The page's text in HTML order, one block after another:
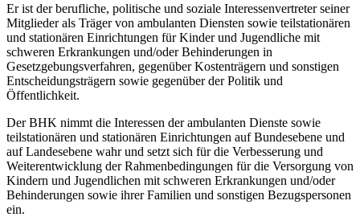
Er ist der berufliche, politische und soziale Interessenvertreter seiner
Mitglieder als Träger von ambulanten Diensten sowie teilstationären
und stationären Einrichtungen für Kinder und Jugendliche mit
schweren Erkrankungen und/oder Behinderungen in
Gesetzgebungsverfahren, gegenüber Kostenträgern und sonstigen
Entscheidungsträgern sowie gegenüber der Politik und
Öffentlichkeit.
Der BHK nimmt die Interessen der ambulanten Dienste sowie
teilstationären und stationären Einrichtungen auf Bundesebene und
auf Landesebene wahr und setzt sich für die Verbesserung und
Weiterentwicklung der Rahmenbedingungen für die Versorgung von
Kindern und Jugendlichen mit schweren Erkrankungen und/oder
Behinderungen sowie ihrer Familien und sonstigen Bezugspersonen
ein.